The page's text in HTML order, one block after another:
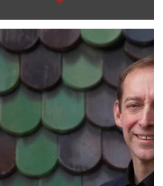
continuar